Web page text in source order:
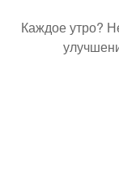
Каждое утро?